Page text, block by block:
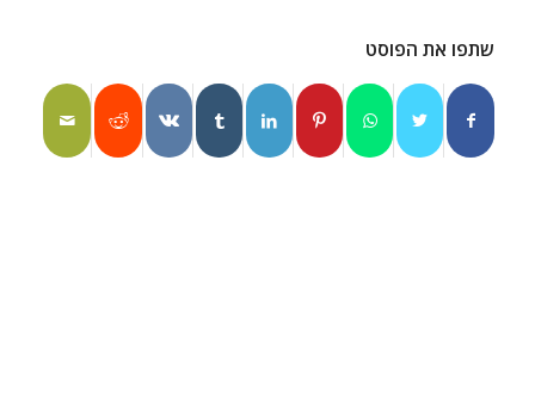
שתפו את הפוסט